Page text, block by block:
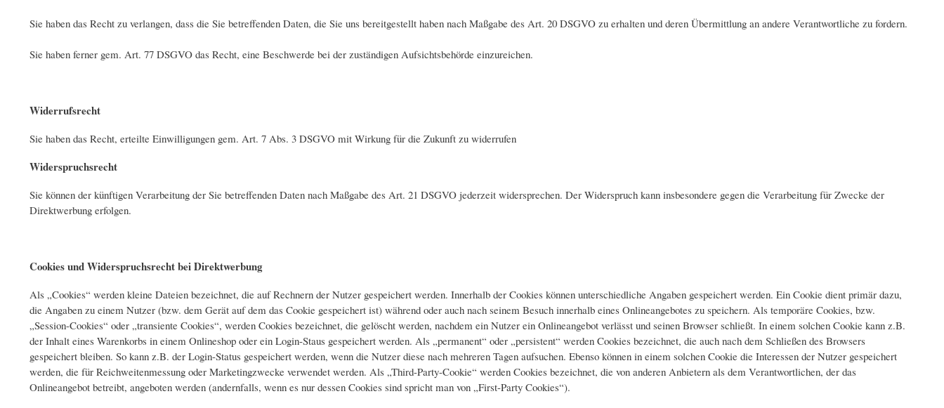
Sie haben das Recht zu verlangen, dass die Sie betreffenden Daten, die Sie uns bereitgestellt haben nach Maßgabe des Art. 20 DSGVO zu erhalten und deren Übermittlung an andere Verantwortliche zu fordern.
Sie haben ferner gem. Art. 77 DSGVO das Recht, eine Beschwerde bei der zuständigen Aufsichtsbehörde einzureichen.
Widerrufsrecht
Sie haben das Recht, erteilte Einwilligungen gem. Art. 7 Abs. 3 DSGVO mit Wirkung für die Zukunft zu widerrufen
Widerspruchsrecht
Sie können der künftigen Verarbeitung der Sie betreffenden Daten nach Maßgabe des Art. 21 DSGVO jederzeit widersprechen. Der Widerspruch kann insbesondere gegen die Verarbeitung für Zwecke der
Direktwerbung erfolgen.
Cookies und Widerspruchsrecht bei Direktwerbung
Als „Cookies“ werden kleine Dateien bezeichnet, die auf Rechnern der Nutzer gespeichert werden. Innerhalb der Cookies können unterschiedliche Angaben gespeichert werden. Ein Cookie dient primär dazu,
die Angaben zu einem Nutzer (bzw. dem Gerät auf dem das Cookie gespeichert ist) während oder auch nach seinem Besuch innerhalb eines Onlineangebotes zu speichern. Als temporäre Cookies, bzw.
„Session-Cookies“ oder „transiente Cookies“, werden Cookies bezeichnet, die gelöscht werden, nachdem ein Nutzer ein Onlineangebot verlässt und seinen Browser schließt. In einem solchen Cookie kann z.B.
der Inhalt eines Warenkorbs in einem Onlineshop oder ein Login-Staus gespeichert werden. Als „permanent“ oder „persistent“ werden Cookies bezeichnet, die auch nach dem Schließen des Browsers
gespeichert bleiben. So kann z.B. der Login-Status gespeichert werden, wenn die Nutzer diese nach mehreren Tagen aufsuchen. Ebenso können in einem solchen Cookie die Interessen der Nutzer gespeichert
werden, die für Reichweitenmessung oder Marketingzwecke verwendet werden. Als „Third-Party-Cookie“ werden Cookies bezeichnet, die von anderen Anbietern als dem Verantwortlichen, der das
Onlineangebot betreibt, angeboten werden (andernfalls, wenn es nur dessen Cookies sind spricht man von „First-Party Cookies“).